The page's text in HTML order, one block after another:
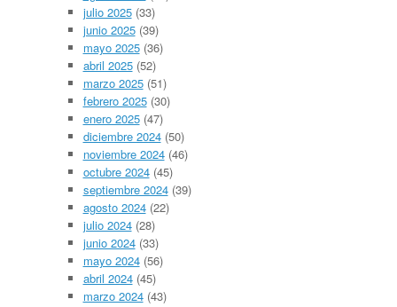
julio 2025(33)
junio 2025(39)
mayo 2025(36)
abril 2025(52)
marzo 2025(51)
febrero 2025(30)
enero 2025(47)
diciembre 2024(50)
noviembre 2024(46)
octubre 2024(45)
septiembre 2024(39)
agosto 2024(22)
julio 2024(28)
junio 2024(33)
mayo 2024(56)
abril 2024(45)
marzo 2024(43)